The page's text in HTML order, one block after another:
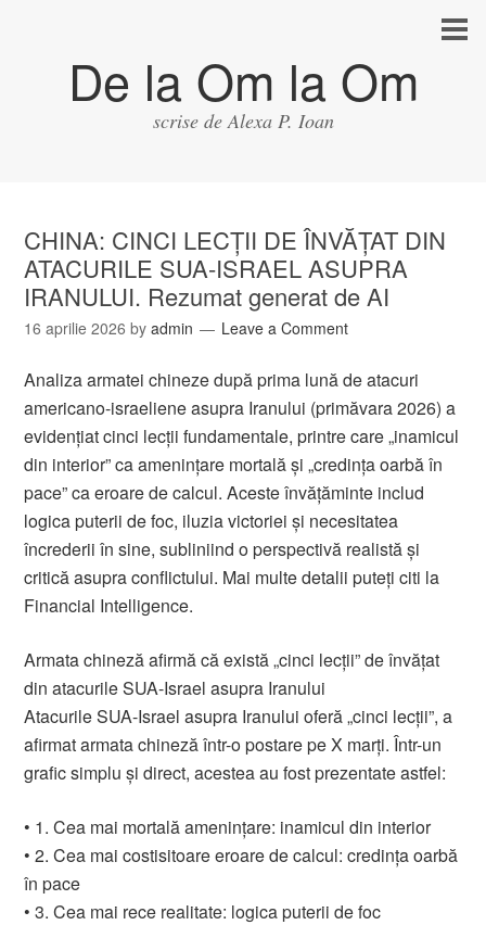
De la Om la Om
scrise de Alexa P. Ioan
CHINA: CINCI LECȚII DE ÎNVĂȚAT DIN
ATACURILE SUA-ISRAEL ASUPRA
IRANULUI. Rezumat generat de AI
16 aprilie 2026 byadmin Leave a Comment
Analiza armatei chineze după prima lună de atacuri
americano-israeliene asupra Iranului (primăvara 2026) a
evidențiat cinci lecții fundamentale, printre care „inamicul
din interior” ca amenințare mortală și „credința oarbă în
pace” ca eroare de calcul. Aceste învățăminte includ
logica puterii de foc, iluzia victoriei și necesitatea
încrederii în sine, subliniind o perspectivă realistă și
critică asupra conflictului. Mai multe detalii puteți citi la
Financial Intelligence.
Armata chineză afirmă că există „cinci lecții” de învățat
din atacurile SUA-Israel asupra Iranului
Atacurile SUA-Israel asupra Iranului oferă „cinci lecții”, a
afirmat armata chineză într-o postare pe X marți. Într-un
grafic simplu și direct, acestea au fost prezentate astfel:
• 1. Cea mai mortală amenințare: inamicul din interior
• 2. Cea mai costisitoare eroare de calcul: credința oarbă
în pace
• 3. Cea mai rece realitate: logica puterii de foc